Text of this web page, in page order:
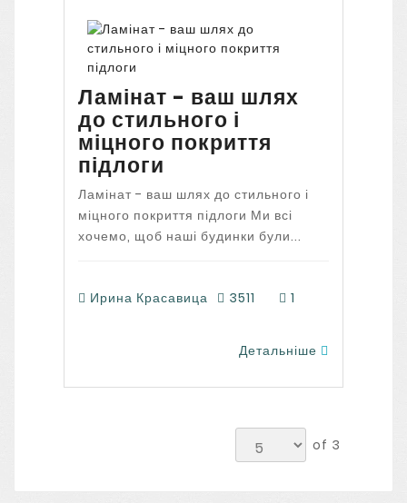
Ламінат - ваш шлях
до стильного і
міцного покриття
підлоги
Ламінат - ваш шлях до стильного і
міцного покриття підлоги Ми всі
хочемо, щоб наші будинки були...
Ирина Красавица 3511 1
Детальніше
of 3